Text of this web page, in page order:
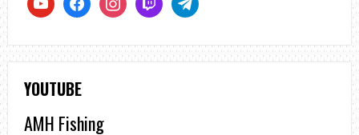
YOUTUBE
AMH Fishing